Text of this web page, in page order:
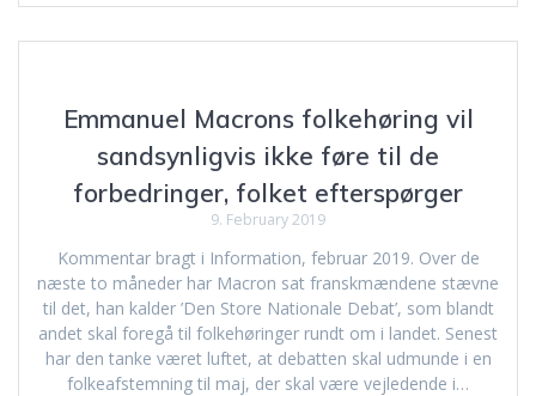
Emmanuel Macrons folkehøring vil
sandsynligvis ikke føre til de
forbedringer, folket efterspørger
9. February 2019
Kommentar bragt i Information, februar 2019. Over de
næste to måneder har Macron sat franskmændene stævne
til det, han kalder ’Den Store Nationale Debat’, som blandt
andet skal foregå til folkehøringer rundt om i landet. Senest
har den tanke været luftet, at debatten skal udmunde i en
folkeafstemning til maj, der skal være vejledende i…